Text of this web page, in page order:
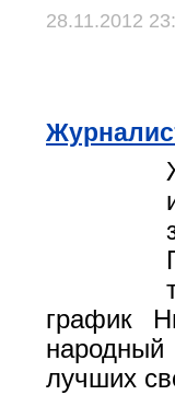
28.11.2012
график
лучших